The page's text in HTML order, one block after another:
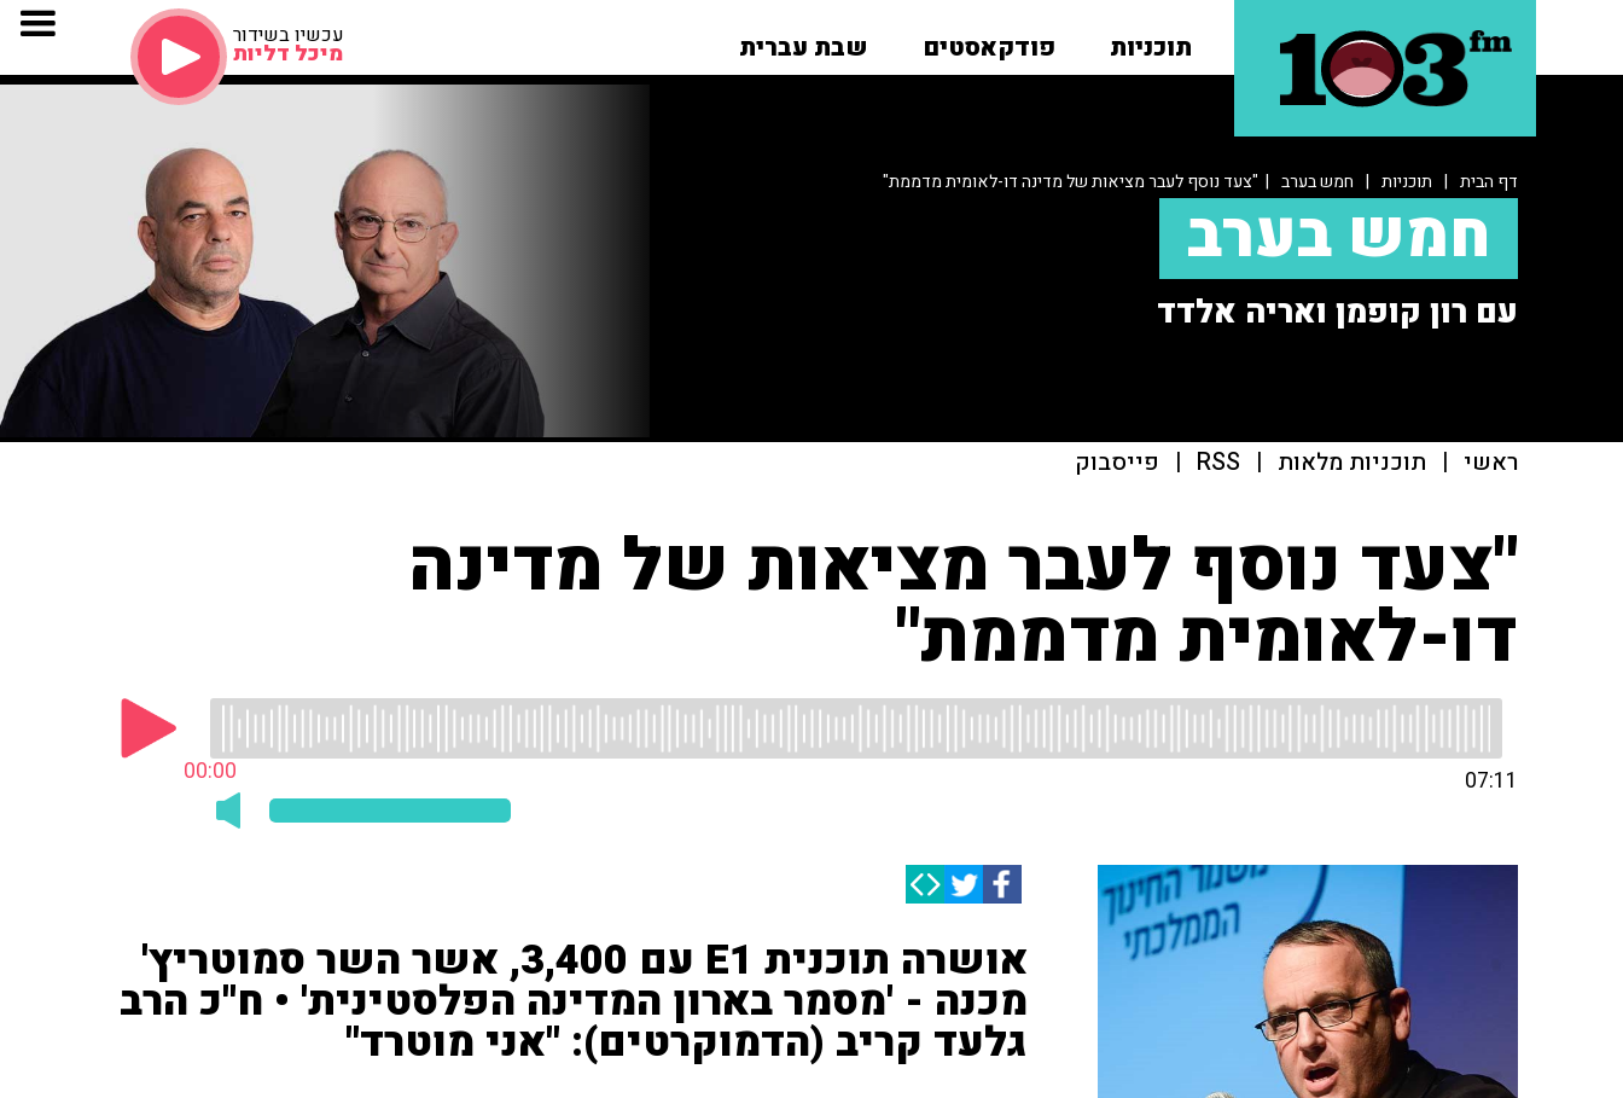
תוכניות פודקאסטים שבת עברית עכשיו בשידור
מיכל דליות
דף הבית | תוכניות | חמש בערב | "צעד נוסף לעבר מציאות של מדינה דו-לאומית מדממת"
חמש בערב
עם רון קופמן ואריה אלדד
ראשי | תוכניות מלאות |
RSS
| פייסבוק
"צעד נוסף לעבר מציאות של מדינה
דו-לאומית מדממת"
00:00 07:11
אושרה תוכנית E1 עם 3,400, אשר השר סמוטריץ'
מכנה - 'מסמר בארון המדינה הפלסטינית' • ח''כ הרב
גלעד קריב (הדמוקרטים): "אני מוטרד"